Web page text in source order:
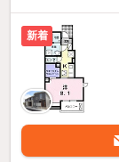
新着